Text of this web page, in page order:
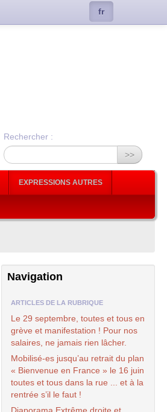
Rechercher :
>>
EXPRESSIONS AUTRES
Navigation
ARTICLES DE LA RUBRIQUE
Le 29 septembre, toutes et tous en
grève et manifestation ! Pour nos
salaires, ne jamais rien lâcher.
Mobilisé-es jusqu’au retrait du plan
« Bienvenue en France » le 16 juin
toutes et tous dans la rue ... et à la
rentrée s’il le faut !
fr